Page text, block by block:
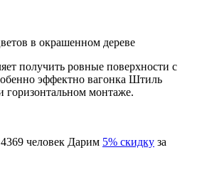
в окрашенном дереве
получить ровные поверхности с
эффектно вагонка Штиль
горизонтальном монтаже.
4369 человек Дарим 5% скидку за